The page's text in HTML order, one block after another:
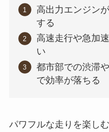
高出力エンジン
する
高速走行や急加
い
都市部での渋滞
で効率が落ちる
パワフルな走りを楽し